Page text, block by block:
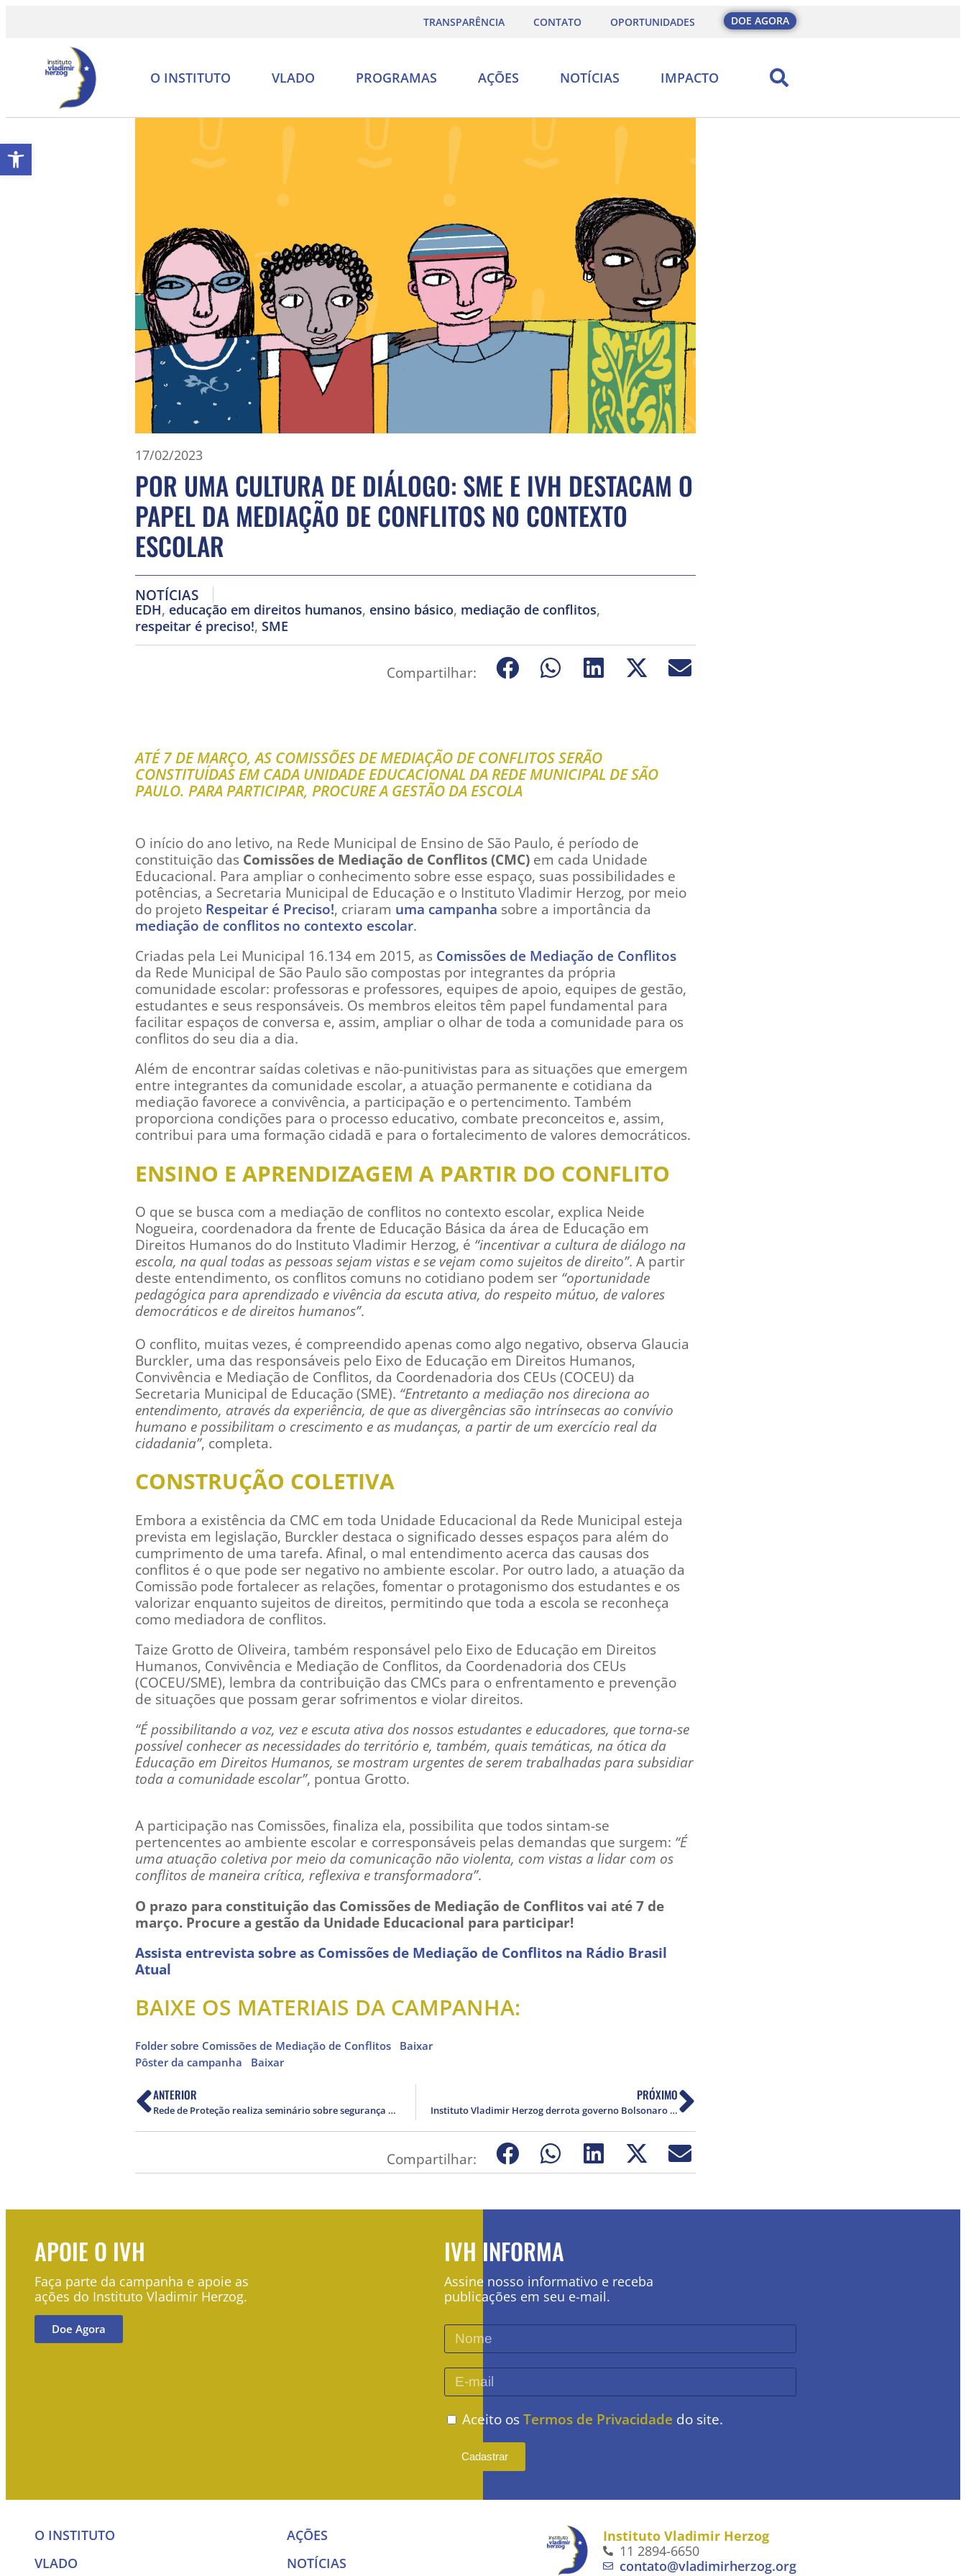
Abrir a barra de ferramentas
TRANSPARÊNCIA CONTATO OPORTUNIDADES DOE AGORA
O INSTITUTO VLADO PROGRAMAS AÇÕES NOTÍCIAS IMPACTO
17/02/2023
POR UMA CULTURA DE DIÁLOGO: SME E IVH DESTACAM O
PAPEL DA MEDIAÇÃO DE CONFLITOS NO CONTEXTO
ESCOLAR
NOTÍCIAS
EDH, educação em direitos humanos, ensino básico, mediação de conflitos,
respeitar é preciso!, SME
Compartilhar:
ATÉ 7 DE MARÇO, AS COMISSÕES DE MEDIAÇÃO DE CONFLITOS SERÃO
CONSTITUÍDAS EM CADA UNIDADE EDUCACIONAL DA REDE MUNICIPAL DE SÃO
PAULO. PARA PARTICIPAR, PROCURE A GESTÃO DA ESCOLA
O início do ano letivo, na Rede Municipal de Ensino de São Paulo, é período de
constituição das Comissões de Mediação de Conflitos (CMC) em cada Unidade
Educacional. Para ampliar o conhecimento sobre esse espaço, suas possibilidades e
potências, a Secretaria Municipal de Educação e o Instituto Vladimir Herzog, por meio
do projeto Respeitar é Preciso!, criaram uma campanha sobre a importância da
mediação de conflitos no contexto escolar.
Criadas pela Lei Municipal 16.134 em 2015, as Comissões de Mediação de Conflitos
da Rede Municipal de São Paulo são compostas por integrantes da própria
comunidade escolar: professoras e professores, equipes de apoio, equipes de gestão,
estudantes e seus responsáveis. Os membros eleitos têm papel fundamental para
facilitar espaços de conversa e, assim, ampliar o olhar de toda a comunidade para os
conflitos do seu dia a dia.
Além de encontrar saídas coletivas e não-punitivistas para as situações que emergem
entre integrantes da comunidade escolar, a atuação permanente e cotidiana da
mediação favorece a convivência, a participação e o pertencimento. Também
proporciona condições para o processo educativo, combate preconceitos e, assim,
contribui para uma formação cidadã e para o fortalecimento de valores democráticos.
ENSINO E APRENDIZAGEM A PARTIR DO CONFLITO
O que se busca com a mediação de conflitos no contexto escolar, explica Neide
Nogueira, coordenadora da frente de Educação Básica da área de Educação em
Direitos Humanos do do Instituto Vladimir Herzog, é “incentivar a cultura de diálogo na
escola, na qual todas as pessoas sejam vistas e se vejam como sujeitos de direito”. A partir
deste entendimento, os conflitos comuns no cotidiano podem ser “oportunidade
pedagógica para aprendizado e vivência da escuta ativa, do respeito mútuo, de valores
democráticos e de direitos humanos”.
O conflito, muitas vezes, é compreendido apenas como algo negativo, observa Glaucia
Burckler, uma das responsáveis pelo Eixo de Educação em Direitos Humanos,
Convivência e Mediação de Conflitos, da Coordenadoria dos CEUs (COCEU) da
Secretaria Municipal de Educação (SME). “Entretanto a mediação nos direciona ao
entendimento, através da experiência, de que as divergências são intrínsecas ao convívio
humano e possibilitam o crescimento e as mudanças, a partir de um exercício real da
cidadania”, completa.
CONSTRUÇÃO COLETIVA
Embora a existência da CMC em toda Unidade Educacional da Rede Municipal esteja
prevista em legislação, Burckler destaca o significado desses espaços para além do
cumprimento de uma tarefa. Afinal, o mal entendimento acerca das causas dos
conflitos é o que pode ser negativo no ambiente escolar. Por outro lado, a atuação da
Comissão pode fortalecer as relações, fomentar o protagonismo dos estudantes e os
valorizar enquanto sujeitos de direitos, permitindo que toda a escola se reconheça
como mediadora de conflitos.
Taize Grotto de Oliveira, também responsável pelo Eixo de Educação em Direitos
Humanos, Convivência e Mediação de Conflitos, da Coordenadoria dos CEUs
(COCEU/SME), lembra da contribuição das CMCs para o enfrentamento e prevenção
de situações que possam gerar sofrimentos e violar direitos.
“É possibilitando a voz, vez e escuta ativa dos nossos estudantes e educadores, que torna-se
possível conhecer as necessidades do território e, também, quais temáticas, na ótica da
Educação em Direitos Humanos, se mostram urgentes de serem trabalhadas para subsidiar
toda a comunidade escolar”, pontua Grotto.
A participação nas Comissões, finaliza ela, possibilita que todos sintam-se
pertencentes ao ambiente escolar e corresponsáveis pelas demandas que surgem: “É
uma atuação coletiva por meio da comunicação não violenta, com vistas a lidar com os
conflitos de maneira crítica, reflexiva e transformadora”.
O prazo para constituição das Comissões de Mediação de Conflitos vai até 7 de
março. Procure a gestão da Unidade Educacional para participar!
Assista entrevista sobre as Comissões de Mediação de Conflitos na Rádio Brasil
Atual
BAIXE OS MATERIAIS DA CAMPANHA:
Folder sobre Comissões de Mediação de Conflitos
Baixar
Pôster da campanha
Baixar
ANTERIOR
Rede de Proteção realiza seminário sobre segurança de mulheres jornalistas e comunicadoras
PRÓXIMO
Instituto Vladimir Herzog derrota governo Bolsonaro na Justiça
Compartilhar:
APOIE O IVH
Faça parte da campanha e apoie as
ações do Instituto Vladimir Herzog.
Doe Agora
IVH INFORMA
Assine nosso informativo e receba
publicações em seu e-mail.
Aceito osTermos de Privacidade do site.
Cadastrar
O INSTITUTO
VLADO
AÇÕES
NOTÍCIAS
Instituto Vladimir Herzog
11 2894-6650
contato@vladimirherzog.org